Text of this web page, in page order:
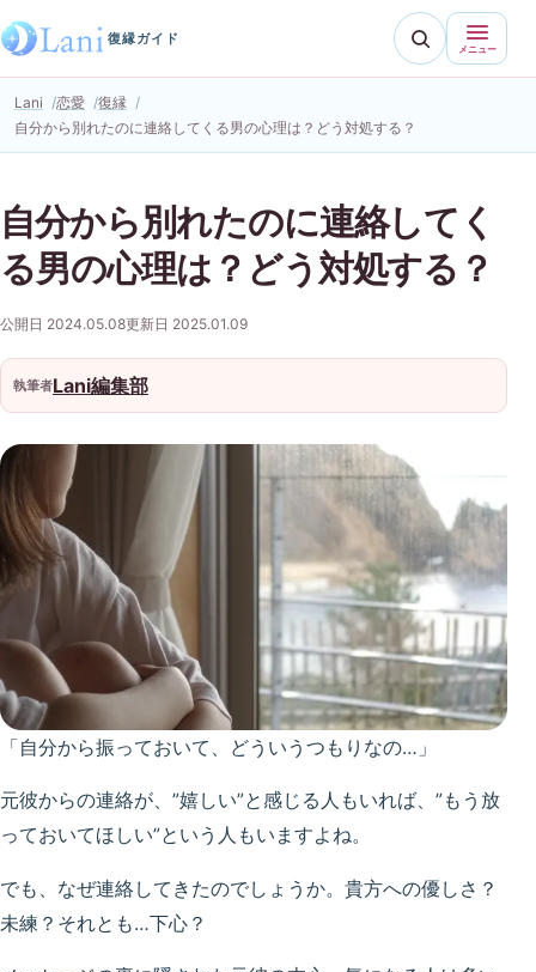
復縁ガイド
メニュー
Lani 恋愛
復縁
自分から別れたのに連絡してくる男の心理は？どう対処する？
自分から別れたのに連絡してく
る男の心理は？どう対処する？
公開日 2024.05.08更新日 2025.01.09
執筆者Lani編集部
「自分から振っておいて、どういうつもりなの…」
元彼からの連絡が、”嬉しい”と感じる人もいれば、”もう放
っておいてほしい”という人もいますよね。
でも、なぜ連絡してきたのでしょうか。貴方への優しさ？
未練？それとも…下心？